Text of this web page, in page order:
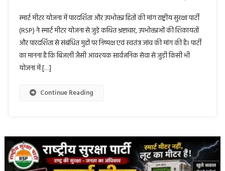
स्मार्ट मीटर योजना में पारदर्शिता और उपभोक्ता हितों की मांग राष्ट्रीय सुरक्षा पार्टी
(RSP) ने स्मार्ट मीटर योजना से जुड़े कथित भ्रष्टाचार, उपभोक्ताओं की शिकायतों
और पारदर्शिता से संबंधित मुद्दों पर निष्पक्ष एवं स्वतंत्र जांच की मांग की है। पार्टी
का मानना है कि बिजली जैसी आवश्यक सार्वजनिक सेवा से जुड़ी किसी भी
योजना में […]
Continue Reading